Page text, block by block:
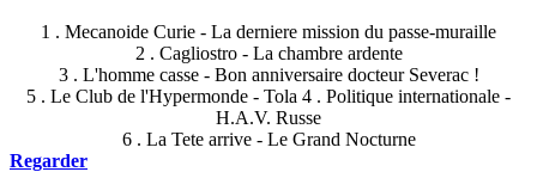
1 . Mecanoide Curie - La derniere mission du passe-muraille
2 . Cagliostro - La chambre ardente
3 . L'homme casse - Bon anniversaire docteur Severac !
5 . Le Club de l'Hypermonde - Tola 4 . Politique internationale -
H.A.V. Russe
6 . La Tete arrive - Le Grand Nocturne
Regarder